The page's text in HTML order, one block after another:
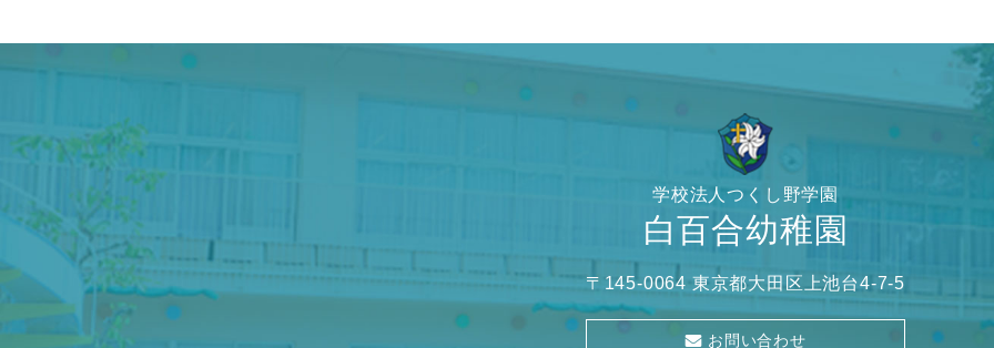
学校法人つくし野学園
白百合幼稚園
〒145-0064 東京都大田区上池台4-7-5
お問い合わせ